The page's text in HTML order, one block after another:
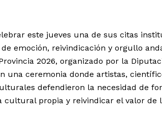
este jueves una de sus citas
emoción, reivindicación y orgullo
2026, organizado por la
una ceremonia donde artistas,
defendieron la necesidad de
propia y reivindicar el valor de